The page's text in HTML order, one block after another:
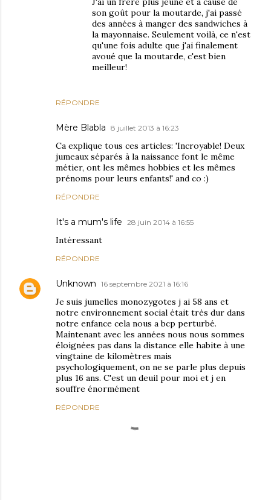
RÉPONDRE
son goût pour la moutarde, j'ai passé
des années à manger des sandwiches à
la mayonnaise. Seulement voilà, ce n'est
qu'une fois adulte que j'ai finalement
avoué que la moutarde, c'est bien
meilleur!
Mère Blabla 8 juillet 2013 à 16:23
Ca explique tous ces articles: 'Incroyable! Deux
jumeaux séparés à la naissance font le même
métier, ont les mêmes hobbies et les mêmes
prénoms pour leurs enfants!' and co :)
RÉPONDRE
It's a mum's life 28 juin 2014 à 16:55
Intéressant
RÉPONDRE
Unknown 16 septembre 2021 à 16:16
Je suis jumelles monozygotes j ai 58 ans et
notre environnement social était très dur dans
notre enfance cela nous a bcp perturbé.
Maintenant avec les années nous nous sommes
éloignées pas dans la distance elle habite à une
vingtaine de kilomètres mais
psychologiquement, on ne se parle plus depuis
plus 16 ans. C'est un deuil pour moi et j en
souffre énormément
RÉPONDRE